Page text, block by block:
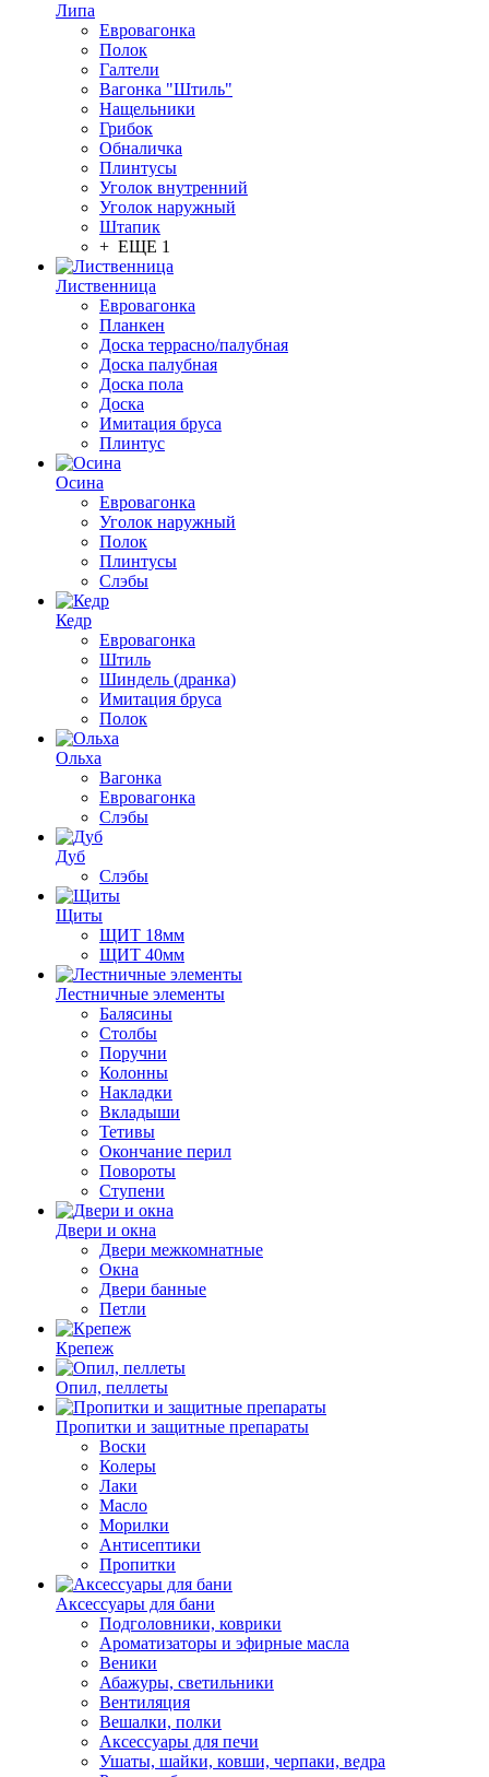
Липа
Евровагонка
Полок
Галтели
Вагонка "Штиль"
Нащельники
Грибок
Обналичка
Плинтусы
Уголок внутренний
Уголок наружный
Штапик
+ ЕЩЕ 1
Лиственница
Евровагонка
Планкен
Доска террасно/палубная
Доска палубная
Доска пола
Доска
Имитация бруса
Плинтус
Осина
Евровагонка
Уголок наружный
Полок
Плинтусы
Слэбы
Кедр
Евровагонка
Штиль
Шиндель (дранка)
Имитация бруса
Полок
Ольха
Вагонка
Евровагонка
Слэбы
Дуб
Слэбы
Щиты
ЩИТ 18мм
ЩИТ 40мм
Лестничные элементы
Балясины
Столбы
Поручни
Колонны
Накладки
Вкладыши
Тетивы
Окончание перил
Повороты
Ступени
Двери и окна
Двери межкомнатные
Окна
Двери банные
Петли
Крепеж
Опил, пеллеты
Пропитки и защитные препараты
Воски
Колеры
Лаки
Масло
Морилки
Антисептики
Пропитки
Аксессуары для бани
Подголовники, коврики
Ароматизаторы и эфирные масла
Веники
Абажуры, светильники
Вентиляция
Вешалки, полки
Аксессуары для печи
Ушаты, шайки, ковши, черпаки, ведра